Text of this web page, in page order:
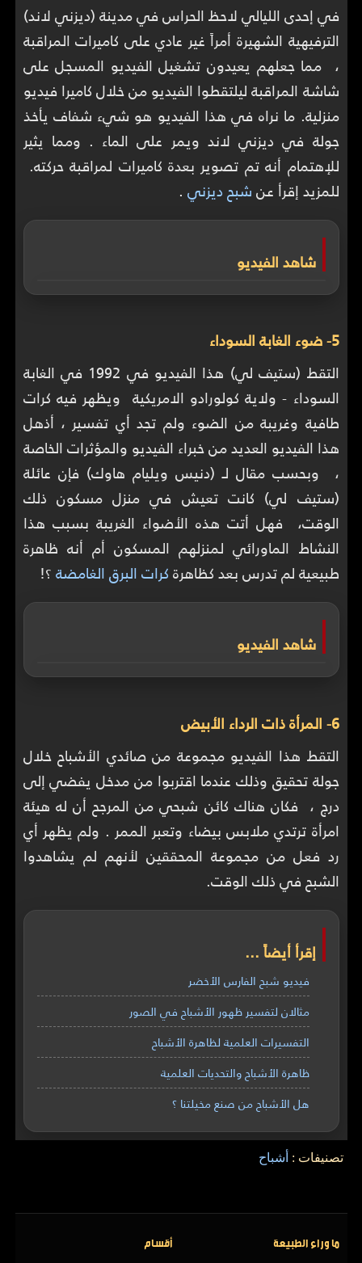
في إحدى الليالي لاحظ الحراس في مدينة (ديزني لاند)
الترفيهية الشهيرة أمراً غير عادي على كاميرات المراقبة
، مما جعلهم يعيدون تشغيل الفيديو المسجل على
شاشة المراقبة ليلتقطوا الفيديو من خلال كاميرا فيديو
منزلية. ما نراه في هذا الفيديو هو شيء شفاف يأخذ
جولة في ديزني لاند ويمر على الماء . ومما يثير
للإهتمام أنه تم تصوير بعدة كاميرات لمراقبة حركته.
للمزيد إقرأ عنشبح ديزني .
شاهد الفيديو
5- ضوء الغابة السوداء
التقط (ستيف لي) هذا الفيديو في 1992 في الغابة
السوداء - ولاية كولورادو الامريكية ويظهر فيه كرات
طافية وغريبة من الضوء ولم تجد أي تفسير ، أذهل
هذا الفيديو العديد من خبراء الفيديو والمؤثرات الخاصة
، وبحسب مقال لـ (دنيس ويليام هاوك) فإن عائلة
(ستيف لي) كانت تعيش في منزل مسكون ذلك
الوقت، فهل أتت هذه الأضواء الغريبة بسبب هذا
النشاط الماورائي لمنزلهم المسكون أم أنه ظاهرة
طبيعية لم تدرس بعد كظاهرةكرات البرق الغامضة؟!
شاهد الفيديو
6- المرأة ذات الرداء الأبيض
التقط هذا الفيديو مجموعة من صائدي الأشباح خلال
جولة تحقيق وذلك عندما اقتربوا من مدخل يفضي إلى
درج ، فكان هناك كائن شبحي من المرجح أن له هيئة
امرأة ترتدي ملابس بيضاء وتعبر الممر . ولم يظهر أي
رد فعل من مجموعة المحققين لأنهم لم يشاهدوا
الشبح في ذلك الوقت.
إقرأ أيضاً ...
فيديو شبح الفارس الأخضر
مثالان لتفسير ظهور الأشباح في الصور
التفسيرات العلمية لظاهرة الأشباح
ظاهرة الأشباح والتحديات العلمية
هل الأشباح من صنع مخيلتنا ؟
تصنيفات : أشباح
ما وراء الطبيعة أقسام